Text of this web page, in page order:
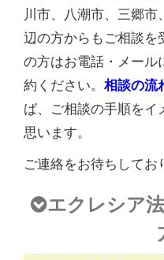
川市、八潮市、三郷市
辺の方からもご相談を
の方はお電話・メール
約ください。 相談の流
ば、ご相談の手順をイ
思います。
ご連絡をお待ちしてお
エクレシア